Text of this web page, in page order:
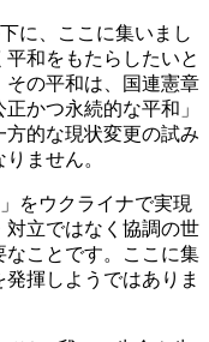
に、ここに集いまし
和をもたらしたいと
の平和は、国連憲章
かつ永続的な平和」
的な現状変更の試み
ません。
をウクライナで実現
立ではなく協調の世
ことです。ここに集
揮しようではありま